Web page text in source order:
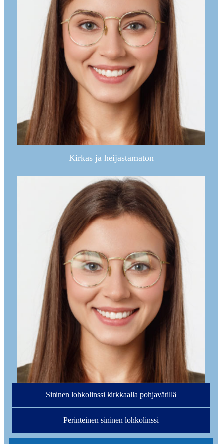
Kirkas ja heijastamaton
Sininen lohkolinssi kirkkaalla pohjavärillä
Perinteinen sininen lohkolinssi